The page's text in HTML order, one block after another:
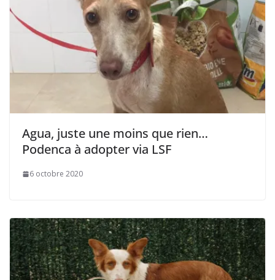
Agua, juste une moins que rien…
Podenca à adopter via LSF
6 octobre 2020